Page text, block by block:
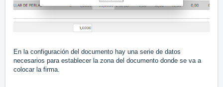
En la configuración del documento hay una serie de datos
necesarios para establecer la zona del documento donde se va a
colocar la firma.